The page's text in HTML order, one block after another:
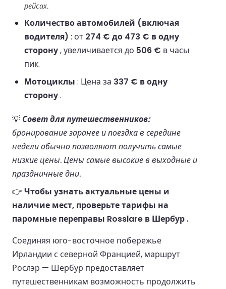
рейсах.
Количество автомобилей (включая
водителя) : от 274 € до 473 € в одну
сторону, увеличивается до 506 € в часы
пик.
Мотоциклы : Цена за 337 € в одну
сторону.
💡 Совет для путешественников:
бронирование заранее и поездка в середине
недели обычно позволяют получить самые
низкие цены. Цены самые высокие в выходные и
праздничные дни.
👉 Чтобы узнать актуальные цены и
наличие мест, проверьте тарифы на
паромные переправы Rosslare в Шербур .
Соединяя юго-восточное побережье
Ирландии с северной Францией, маршрут
Рослэр — Шербур предоставляет
путешественникам возможность продолжить